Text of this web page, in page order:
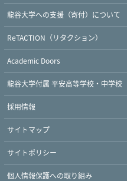
龍谷大学への支援（寄付）について
ReTACTION（リタクション）
Academic Doors
龍谷大学付属 平安高等学校・中学校
採用情報
サイトマップ
サイトポリシー
個人情報保護への取り組み